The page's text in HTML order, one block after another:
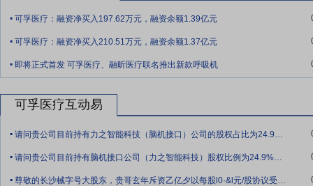
主研发和生产。公司积极推进数字化转型，搭建自动化生产线，引入
节的数字化监控，不断提升产品质量和生产效率，降低生产成本和能
化、定制化需求，产线柔性配置入选国家智能制造优秀场景。同时公
车间等多项称号，全面推动绿色、高效、低碳化发展。
要点9：专业的线上渠道运营及线下渠道服务能力
融合的立体式营销渠道，引领家用医疗器械全渠道商业化发展，持续
要点10：签订股权收购框架协议
2022年12月28日公司对外公告,为
与欧阳云、杭州吉赛投资管理合伙企业(有限合伙)、宁波东小江科技
. 可孚医疗：融资净买入197.62万元，融资余额1.39亿元
. 可孚医疗：融资净买入210.51万元，融资余额1.37亿元
. 即将正式首发 可孚医疗、融昕医疗联名推出新款呼吸机
可孚医疗互动易
. 请问贵公司目前持有力之智能科技（脑机接口）公司的股权占比为24.9%，未来有意向
. 请问贵公司目前持有脑机接口公司（力之智能科技）股权比例为24.9%，未来有增持到
. 尊敬的长沙械字号大股东，贵哥玄年斥资乙亿夕以每股l0·&l元/股协议受让康德莱大